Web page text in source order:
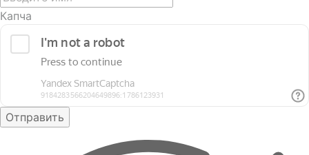
Капча
Отправить